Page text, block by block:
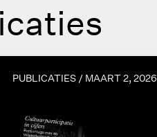
PUBLICATIES / MAART 2, 2026